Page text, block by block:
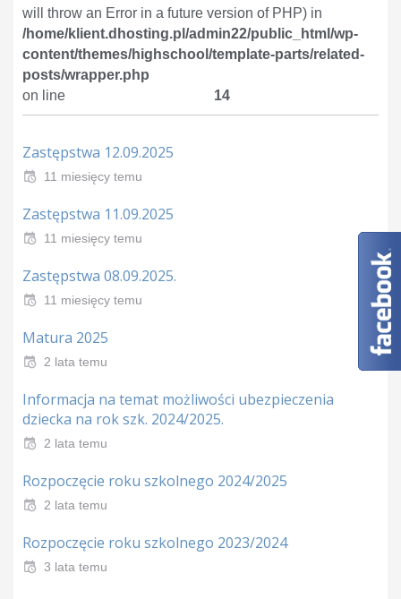
will throw an Error in a future version of PHP) in
/home/klient.dhosting.pl/admin22/public_html/wp-
content/themes/highschool/template-parts/related-
posts/wrapper.php
on line
14
Zastępstwa 12.09.2025
11 miesięcy temu
Zastępstwa 11.09.2025
11 miesięcy temu
Zastępstwa 08.09.2025.
11 miesięcy temu
Matura 2025
2 lata temu
Informacja na temat możliwości ubezpieczenia
dziecka na rok szk. 2024/2025.
2 lata temu
Rozpoczęcie roku szkolnego 2024/2025
2 lata temu
Rozpoczęcie roku szkolnego 2023/2024
3 lata temu